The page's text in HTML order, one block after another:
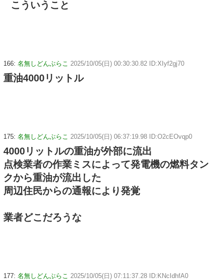
こういうこと
166: 名無しどんぶらこ 2025/10/05(日) 00:30:30.82 ID:XIyf2gj70
重油4000リットル
175: 名無しどんぶらこ 2025/10/05(日) 06:37:19.98 ID:O2cEOvqp0
4000リットルの重油が外部に流出
点検業者の作業ミスによって発電機の燃料タン
クから重油が流出した
周辺住民からの通報により発覚
業者どこだろうな
177: 名無しどんぶらこ 2025/10/05(日) 07:11:37.28 ID:KNcIdhfA0